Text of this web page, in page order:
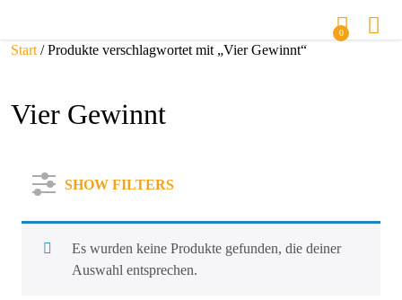
0
Start / Produkte verschlagwortet mit „Vier Gewinnt“
Vier Gewinnt
SHOW FILTERS
Es wurden keine Produkte gefunden, die deiner
Auswahl entsprechen.